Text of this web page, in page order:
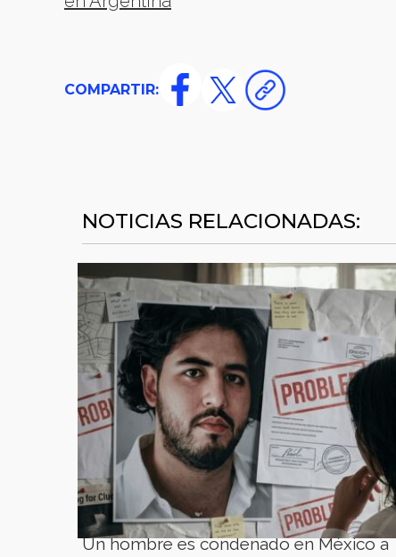
COMPARTIR:
NOTICIAS RELACIONADAS:
Un hombre es condenado en México a